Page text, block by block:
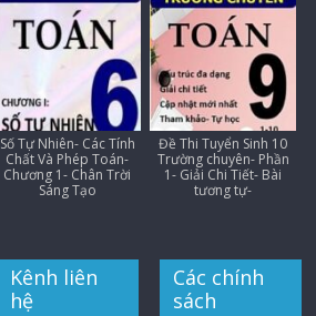
Số Tự Nhiên- Các Tính
Chất Và Phép Toán-
Chương 1- Chân Trời
Sáng Tạo
Đề Thi Tuyển Sinh 10
Trường chuyên- Phần
1- Giải Chi Tiết- Bài
tương tự-
Kênh liên
hệ
Các chính
sách